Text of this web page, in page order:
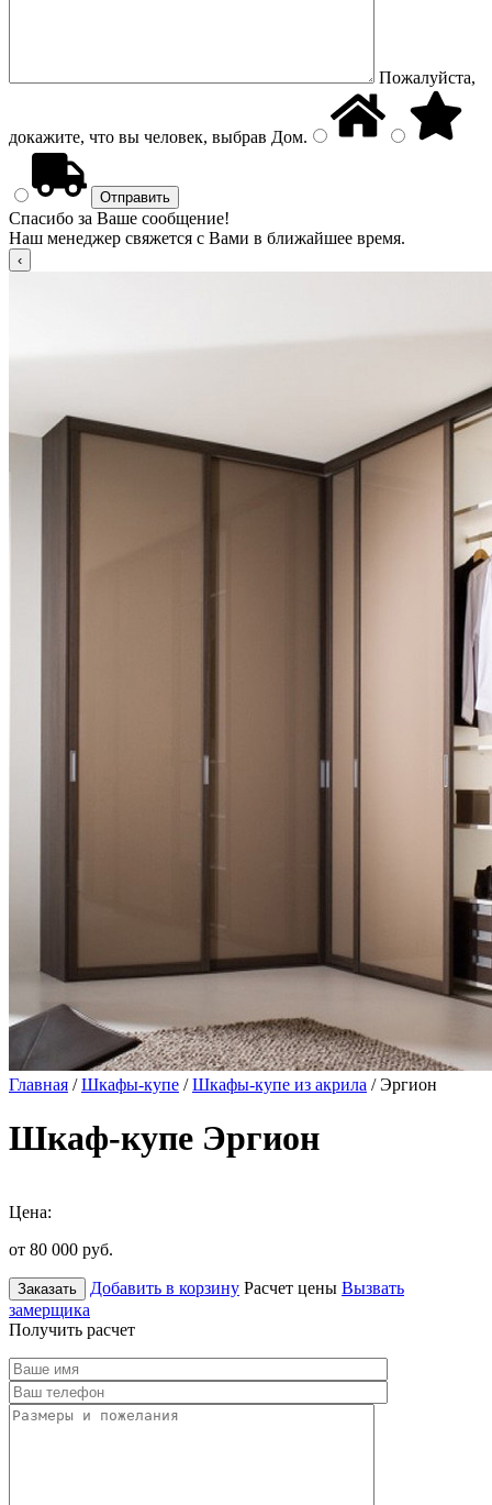
Пожалуйста,
докажите, что вы человек, выбрав Дом.
Спасибо за Ваше сообщение!
Наш менеджер свяжется с Вами в ближайшее время.
Главная /Шкафы-купе /Шкафы-купе из акрила / Эргион
Шкаф-купе Эргион
Цена:
от 80 000 руб.
Заказать Добавить в корзину Расчет цены Вызвать
замерщика
Получить расчет